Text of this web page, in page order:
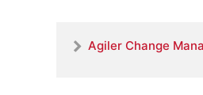
Agiler Change